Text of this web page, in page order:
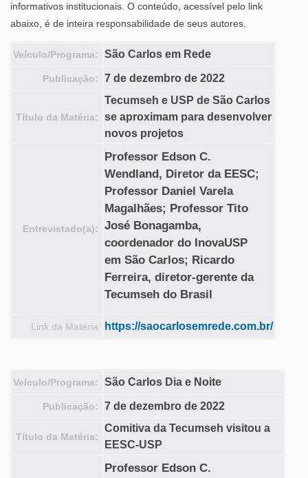
informativos institucionais. O conteúdo, acessível pelo link
abaixo, é de inteira responsabilidade de seus autores.
Veículo/Programa: São Carlos em Rede
Publicação: 7 de dezembro de 2022
Título da Matéria:
Tecumseh e USP de São Carlos
se aproximam para desenvolver
novos projetos
Entrevistado(a):
Professor Edson C.
Wendland, Diretor da EESC;
Professor Daniel Varela
Magalhães; Professor Tito
José Bonagamba,
coordenador do InovaUSP
em São Carlos; Ricardo
Ferreira, diretor-gerente da
Tecumseh do Brasil
Link da Matéria: https://saocarlosemrede.com.br/
Veículo/Programa: São Carlos Dia e Noite
Publicação: 7 de dezembro de 2022
Título da Matéria:
Comitiva da Tecumseh visitou a
EESC-USP
Professor Edson C.